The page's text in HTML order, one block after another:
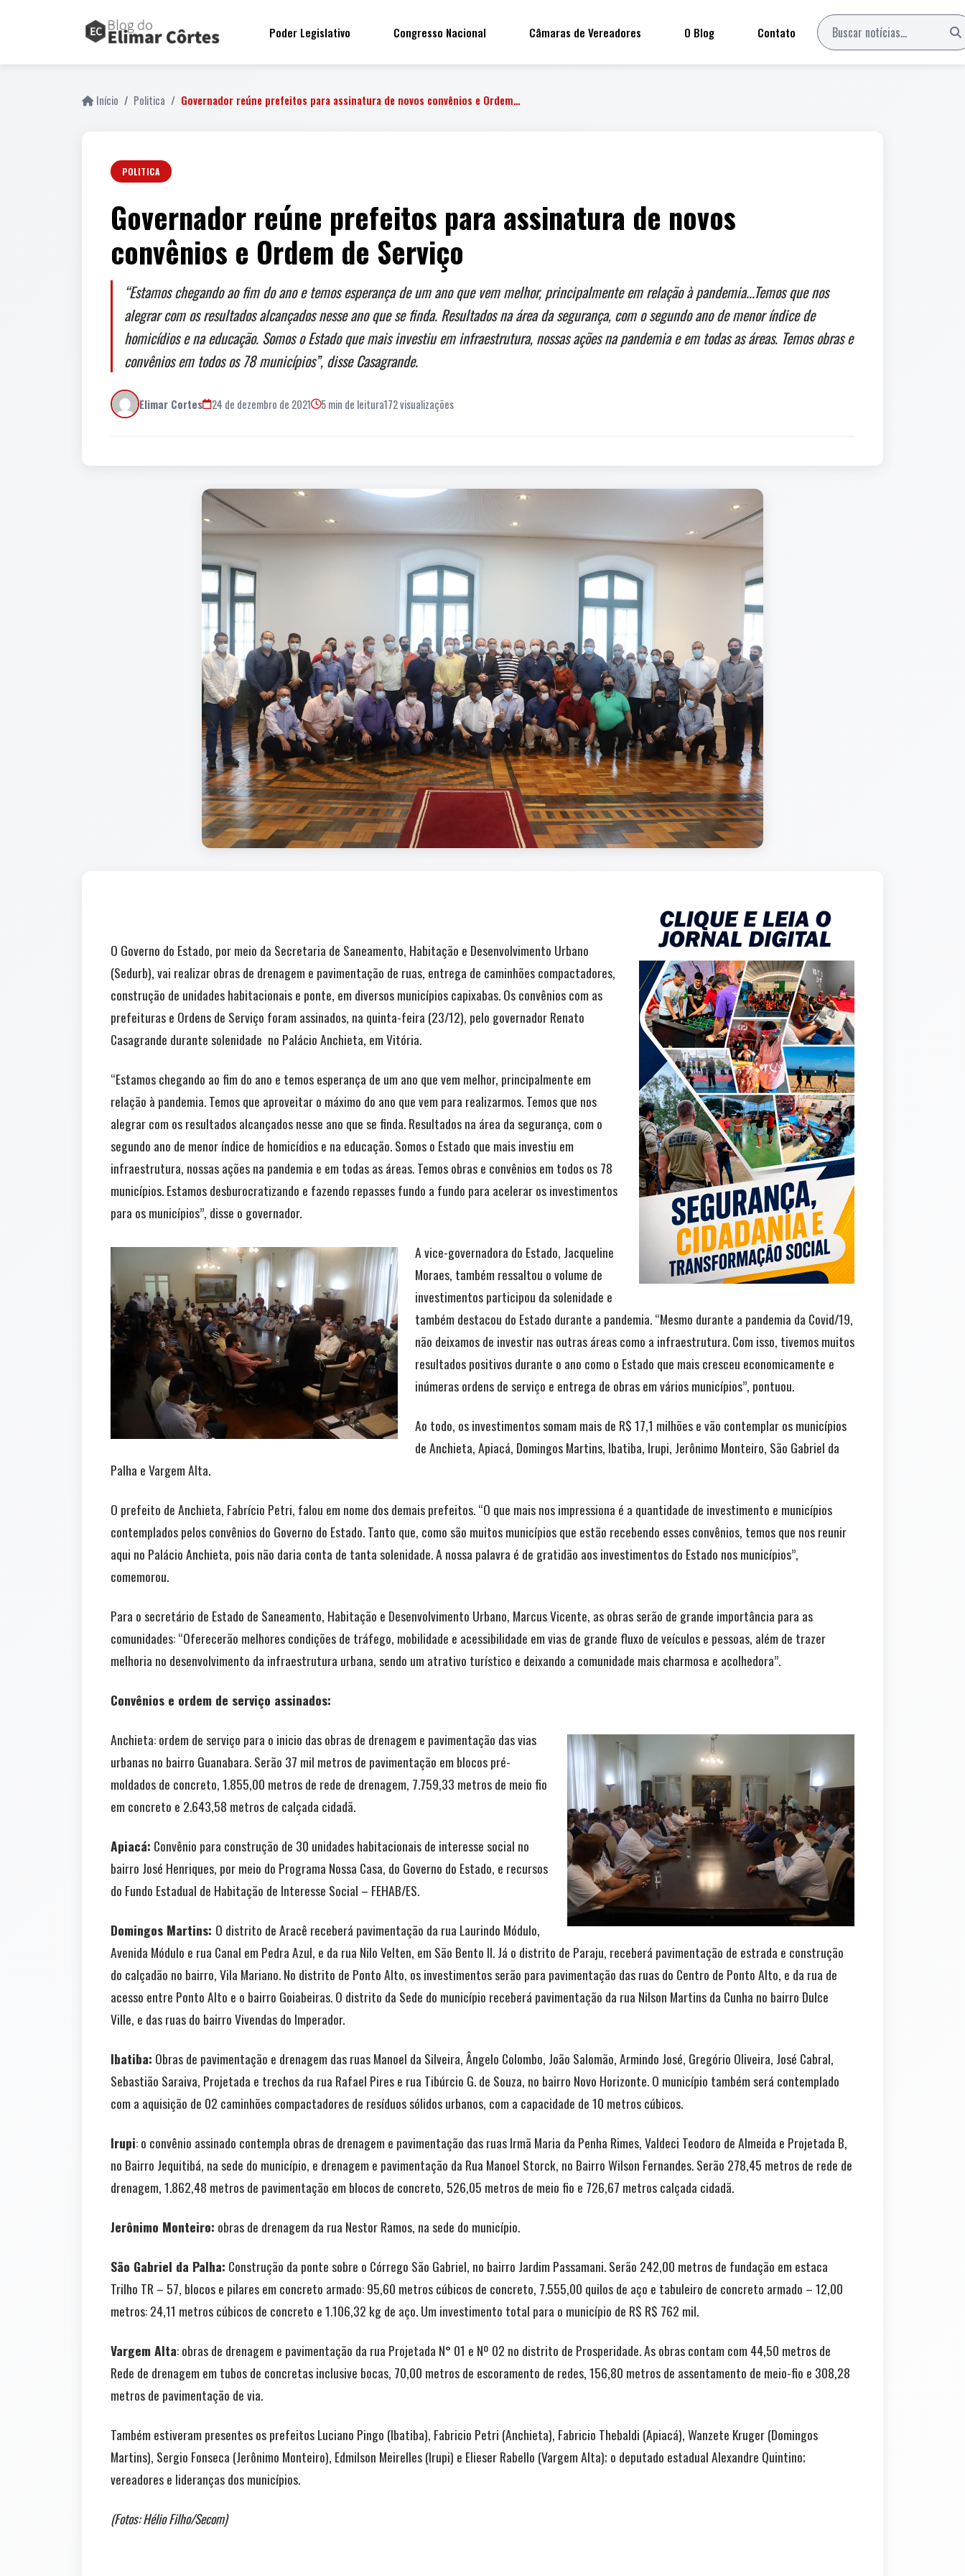
Poder Legislativo Congresso Nacional Câmaras de Vereadores O Blog Contato
Início Politica Governador reúne prefeitos para assinatura de novos convênios e Ordem…
POLITICA
Governador reúne prefeitos para assinatura de novos
convênios e Ordem de Serviço
“Estamos chegando ao fim do ano e temos esperança de um ano que vem melhor, principalmente em relação à pandemia...Temos que nos
alegrar com os resultados alcançados nesse ano que se finda. Resultados na área da segurança, com o segundo ano de menor índice de
homicídios e na educação. Somos o Estado que mais investiu em infraestrutura, nossas ações na pandemia e em todas as áreas. Temos obras e
convênios em todos os 78 municípios”, disse Casagrande.
Elimar Cortes 24 de dezembro de 2021 5 min de leitura172 visualizações
O Governo do Estado, por meio da Secretaria de Saneamento, Habitação e Desenvolvimento Urbano
(Sedurb), vai realizar obras de drenagem e pavimentação de ruas, entrega de caminhões compactadores,
construção de unidades habitacionais e ponte, em diversos municípios capixabas. Os convênios com as
prefeituras e Ordens de Serviço foram assinados, na quinta-feira (23/12), pelo governador Renato
Casagrande durante solenidade no Palácio Anchieta, em Vitória.
“Estamos chegando ao fim do ano e temos esperança de um ano que vem melhor, principalmente em
relação à pandemia. Temos que aproveitar o máximo do ano que vem para realizarmos. Temos que nos
alegrar com os resultados alcançados nesse ano que se finda. Resultados na área da segurança, com o
segundo ano de menor índice de homicídios e na educação. Somos o Estado que mais investiu em
infraestrutura, nossas ações na pandemia e em todas as áreas. Temos obras e convênios em todos os 78
municípios. Estamos desburocratizando e fazendo repasses fundo a fundo para acelerar os investimentos
para os municípios”, disse o governador.
A vice-governadora do Estado, Jacqueline
Moraes, também ressaltou o volume de
investimentos participou da solenidade e
também destacou do Estado durante a pandemia. “Mesmo durante a pandemia da Covid/19,
não deixamos de investir nas outras áreas como a infraestrutura. Com isso, tivemos muitos
resultados positivos durante o ano como o Estado que mais cresceu economicamente e
inúmeras ordens de serviço e entrega de obras em vários municípios”, pontuou.
Ao todo, os investimentos somam mais de R$ 17,1 milhões e vão contemplar os municípios
de Anchieta, Apiacá, Domingos Martins, Ibatiba, Irupi, Jerônimo Monteiro, São Gabriel da
Palha e Vargem Alta.
O prefeito de Anchieta, Fabrício Petri, falou em nome dos demais prefeitos. “O que mais nos impressiona é a quantidade de investimento e municípios
contemplados pelos convênios do Governo do Estado. Tanto que, como são muitos municípios que estão recebendo esses convênios, temos que nos reunir
aqui no Palácio Anchieta, pois não daria conta de tanta solenidade. A nossa palavra é de gratidão aos investimentos do Estado nos municípios”,
comemorou.
Para o secretário de Estado de Saneamento, Habitação e Desenvolvimento Urbano, Marcus Vicente, as obras serão de grande importância para as
comunidades: “Oferecerão melhores condições de tráfego, mobilidade e acessibilidade em vias de grande fluxo de veículos e pessoas, além de trazer
melhoria no desenvolvimento da infraestrutura urbana, sendo um atrativo turístico e deixando a comunidade mais charmosa e acolhedora”.
Convênios e ordem de serviço assinados:
Anchieta: ordem de serviço para o inicio das obras de drenagem e pavimentação das vias
urbanas no bairro Guanabara. Serão 37 mil metros de pavimentação em blocos pré-
moldados de concreto, 1.855,00 metros de rede de drenagem, 7.759,33 metros de meio fio
em concreto e 2.643,58 metros de calçada cidadã.
Apiacá: Convênio para construção de 30 unidades habitacionais de interesse social no
bairro José Henriques, por meio do Programa Nossa Casa, do Governo do Estado, e recursos
do Fundo Estadual de Habitação de Interesse Social – FEHAB/ES.
Domingos Martins: O distrito de Aracê receberá pavimentação da rua Laurindo Módulo,
Avenida Módulo e rua Canal em Pedra Azul, e da rua Nilo Velten, em São Bento II. Já o distrito de Paraju, receberá pavimentação de estrada e construção
do calçadão no bairro, Vila Mariano. No distrito de Ponto Alto, os investimentos serão para pavimentação das ruas do Centro de Ponto Alto, e da rua de
acesso entre Ponto Alto e o bairro Goiabeiras. O distrito da Sede do município receberá pavimentação da rua Nilson Martins da Cunha no bairro Dulce
Ville, e das ruas do bairro Vivendas do Imperador.
Ibatiba: Obras de pavimentação e drenagem das ruas Manoel da Silveira, Ângelo Colombo, João Salomão, Armindo José, Gregório Oliveira, José Cabral,
Sebastião Saraiva, Projetada e trechos da rua Rafael Pires e rua Tibúrcio G. de Souza, no bairro Novo Horizonte. O município também será contemplado
com a aquisição de 02 caminhões compactadores de resíduos sólidos urbanos, com a capacidade de 10 metros cúbicos.
Irupi: o convênio assinado contempla obras de drenagem e pavimentação das ruas Irmã Maria da Penha Rimes, Valdeci Teodoro de Almeida e Projetada B,
no Bairro Jequitibá, na sede do município, e drenagem e pavimentação da Rua Manoel Storck, no Bairro Wilson Fernandes. Serão 278,45 metros de rede de
drenagem, 1.862,48 metros de pavimentação em blocos de concreto, 526,05 metros de meio fio e 726,67 metros calçada cidadã.
Jerônimo Monteiro: obras de drenagem da rua Nestor Ramos, na sede do município.
São Gabriel da Palha: Construção da ponte sobre o Córrego São Gabriel, no bairro Jardim Passamani. Serão 242,00 metros de fundação em estaca
Trilho TR – 57, blocos e pilares em concreto armado: 95,60 metros cúbicos de concreto, 7.555,00 quilos de aço e tabuleiro de concreto armado – 12,00
metros: 24,11 metros cúbicos de concreto e 1.106,32 kg de aço. Um investimento total para o município de R$ R$ 762 mil.
Vargem Alta: obras de drenagem e pavimentação da rua Projetada N° 01 e Nº 02 no distrito de Prosperidade. As obras contam com 44,50 metros de
Rede de drenagem em tubos de concretas inclusive bocas, 70,00 metros de escoramento de redes, 156,80 metros de assentamento de meio-fio e 308,28
metros de pavimentação de via.
Também estiveram presentes os prefeitos Luciano Pingo (Ibatiba), Fabricio Petri (Anchieta), Fabricio Thebaldi (Apiacá), Wanzete Kruger (Domingos
Martins), Sergio Fonseca (Jerônimo Monteiro), Edmilson Meirelles (Irupi) e Elieser Rabello (Vargem Alta); o deputado estadual Alexandre Quintino;
vereadores e lideranças dos municípios.
(Fotos: Hélio Filho/Secom)